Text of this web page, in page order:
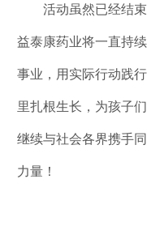
活动虽然已经结
益泰康药业将一直持
事业，用实际行动践
里扎根生长，为孩子
继续与社会各界携手
力量！